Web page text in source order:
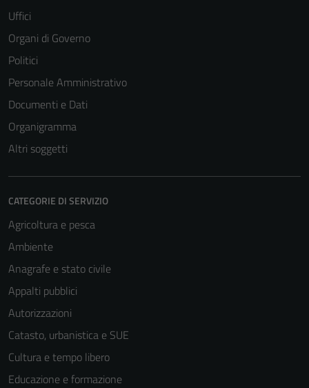
Uffici
Organi di Governo
Politici
Personale Amministrativo
Documenti e Dati
Organigramma
Altri soggetti
CATEGORIE DI SERVIZIO
Agricoltura e pesca
Ambiente
Anagrafe e stato civile
Appalti pubblici
Autorizzazioni
Catasto, urbanistica e SUE
Cultura e tempo libero
Educazione e formazione